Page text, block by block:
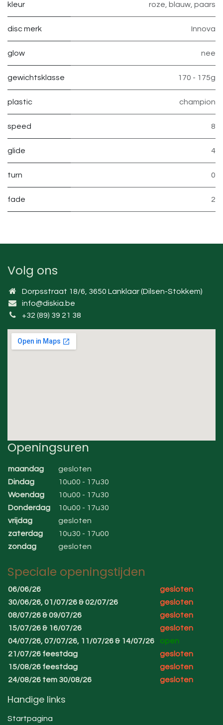
kleur roze blauw paars
disc merk Innova
glow nee
gewichtsklasse 170 - 175g
plastic champion
speed 8
glide 4
turn 0
fade 2
Volg ons
Dorpsstraat 18/6, 3650 Lanklaar (Dilsen-Stokkem)
info@diskia.be
+32 (89) 39 21 38
Openingsuren
maandag
gesloten
Dindag
10u00 - 17u30
Woendag
10u00 - 17u30
Donderdag
10u00 - 17u30
vrijdag
gesloten
zaterdag
10u30 - 17u00
zondag
gesloten
Speciale openingstijden
06/06/26
gesloten
30/06/26, 01/07/26 & 02/07/26
gesloten
08/07/26 & 09/07/26
gesloten
15/07/26 & 16/07/26
gesloten
04/07/26, 07/07/26, 11/07/26 & 14/07/26
open
21/07/26 feestdag
gesloten
15/08/26 feestdag
gesloten
24/08/26 tem 30/08/26
gesloten
Handige links
Startpagina